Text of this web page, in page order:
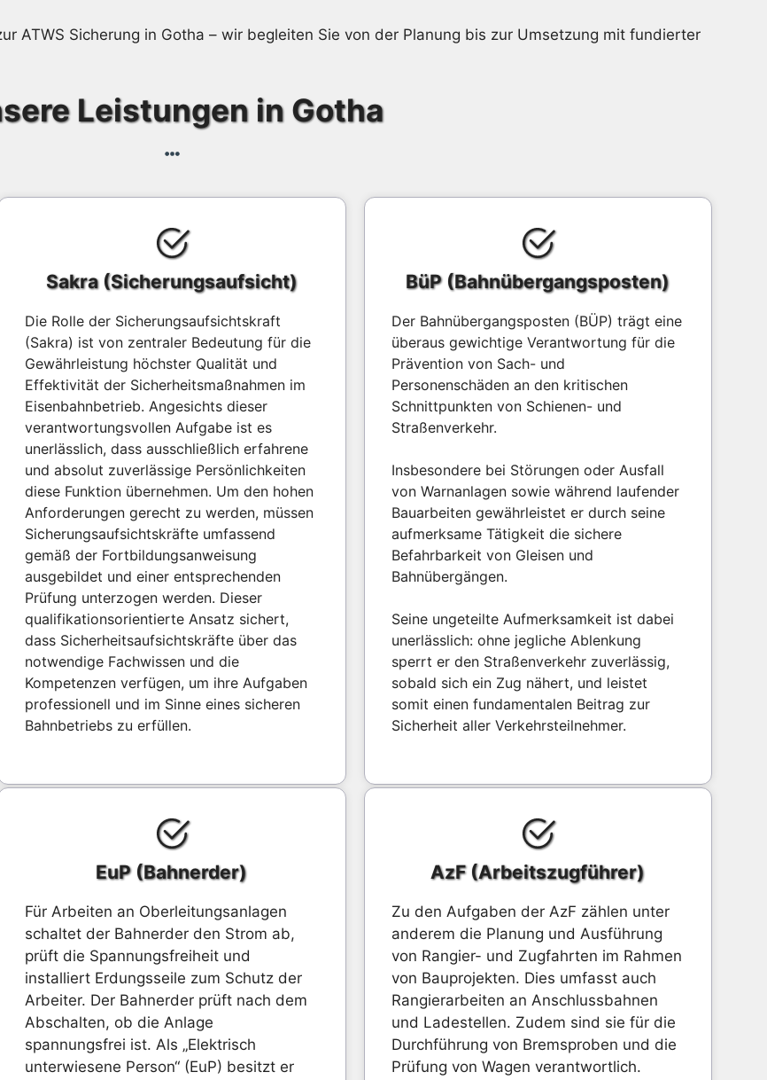
ATWS Sicherung in Gotha – wir begleiten Sie von der Planung bis zur Umsetzung mit fundierter
Leistungen in Gotha
Sakra (Sicherungsaufsicht)
Die Rolle der Sicherungsaufsichtskraft
(Sakra) ist von zentraler Bedeutung für die
Gewährleistung höchster Qualität und
Effektivität der Sicherheitsmaßnahmen im
Eisenbahnbetrieb. Angesichts dieser
verantwortungsvollen Aufgabe ist es
unerlässlich, dass ausschließlich erfahrene
und absolut zuverlässige Persönlichkeiten
diese Funktion übernehmen. Um den hohen
Anforderungen gerecht zu werden, müssen
Sicherungsaufsichtskräfte umfassend
gemäß der Fortbildungsanweisung
ausgebildet und einer entsprechenden
Prüfung unterzogen werden. Dieser
qualifikationsorientierte Ansatz sichert,
dass Sicherheitsaufsichtskräfte über das
notwendige Fachwissen und die
Kompetenzen verfügen, um ihre Aufgaben
professionell und im Sinne eines sicheren
Bahnbetriebs zu erfüllen.
BüP (Bahnübergangsposten)
Der Bahnübergangsposten (BÜP) trägt eine
überaus gewichtige Verantwortung für die
Prävention von Sach- und
Personenschäden an den kritischen
Schnittpunkten von Schienen- und
Straßenverkehr.
Insbesondere bei Störungen oder Ausfall
von Warnanlagen sowie während laufender
Bauarbeiten gewährleistet er durch seine
aufmerksame Tätigkeit die sichere
Befahrbarkeit von Gleisen und
Bahnübergängen.
Seine ungeteilte Aufmerksamkeit ist dabei
unerlässlich: ohne jegliche Ablenkung
sperrt er den Straßenverkehr zuverlässig,
sobald sich ein Zug nähert, und leistet
somit einen fundamentalen Beitrag zur
Sicherheit aller Verkehrsteilnehmer.
EuP (Bahnerder)
Für Arbeiten an Oberleitungsanlagen
schaltet der Bahnerder den Strom ab,
prüft die Spannungsfreiheit und
installiert Erdungsseile zum Schutz der
Arbeiter. Der Bahnerder prüft nach dem
Abschalten, ob die Anlage
spannungsfrei ist. Als „Elektrisch
unterwiesene Person“ (EuP) besitzt er
AzF (Arbeitszugführer)
Zu den Aufgaben der AzF zählen unter
anderem die Planung und Ausführung
von Rangier- und Zugfahrten im Rahmen
von Bauprojekten. Dies umfasst auch
Rangierarbeiten an Anschlussbahnen
und Ladestellen. Zudem sind sie für die
Durchführung von Bremsproben und die
Prüfung von Wagen verantwortlich.